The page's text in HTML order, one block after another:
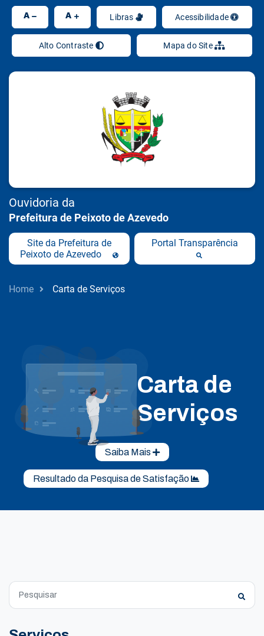
A A Libras Acessibilidade
Alto Contraste Mapa do Site
Ouvidoria da
Prefeitura de Peixoto de Azevedo
Site da Prefeitura de
Peixoto de Azevedo
Portal Transparência
Home Carta de Serviços
Carta de
Serviços
Saiba Mais
Resultado da Pesquisa de Satisfação